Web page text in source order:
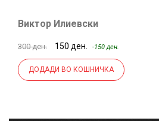
Виктор Илиевски
300 ден. 150 ден. -150 ден.
ДОДАДИ ВО КОШНИЧКА